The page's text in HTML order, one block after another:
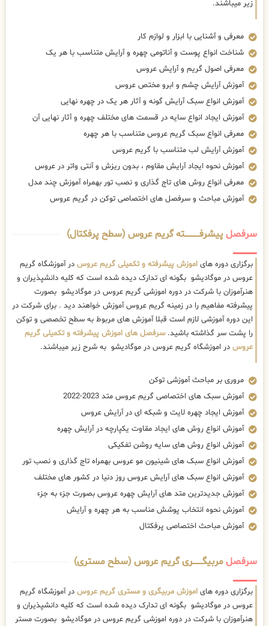
زیر میباشند.
معرفی و آشنایی با ابزار و لوازم کار
شناخت انواع پوست و آناتومی چهره و آرایش متناسب با هر یک
معرفی اصول گریم و آرایش عروس
آموزش آرایش چشم و ابرو مختص عروس
آموزش انواع سبک آرایش گونه و آثار هر یک در چهره نهایی
آموزش ایجاد انواع سایه در قسمت های مختلف چهره و آثار نهایی آن
معرفی انواع سبک گریم عروس متناسب با هر چهره
آموزش آرایش لب متناسب با گریم عروس
آموزش نحوه ایجاد آرایش مقاوم ، بدون ریزش و آنتی واتر در عروس
معرفی انواع روش های تاج گذاری و نصب تور بهمراه آموزش چند مدل
آموزش مباحث و سرفصل های اختصاصی توکن در گریم عروس
سرفصلپیشرفــــــــــــته گریم عروس (سطح پرفکتال)
برگزاری دوره های اموزش پیشرفته و تکمیلی گریم عروس در آموزشگاه گریم
عروس در موگادیشو بگونه ای تدارک دیده شده است که کلیه دانشپذیران و
هنرآموزان با شرکت در دوره اموزشی گریم عروس در موگادیشو بصورت
پیشرفته مفاهیم را در زمینه گریم عروس آموزش خواهند دید . برای شرکت در
این دوره آموزشی لازم است قبلا آموزش های مربوط به سطح تخصصی و توکن
را پشت سر گذاشته باشید.سرفصل های اموزش پیشرفته و تکمیلی گریم
عروس در اموزشگاه گریم عروس در موگادیشو به شرح زیر میباشند.
مروری بر مباحث آموزشی توکن
آموزش سبک های اختصاصی گریم عروس متد 2023-2022
آموزش ایجاد چهره لایت و شبکه ای در آرایش عروس
آموزش انواع روش های ایجاد مقاوت یکپارچه در آرایش چهره
آموزش انواع روش های سایه روشن تفکیکی
آموزش انواع سبک های شینیون مو عروس بهمراه تاج گذاری و نصب تور
آموزش انواع سبک های آرایش عروس روز دنیا در کشور های مختلف
آموزش جدیدترین متد های آرایش چهره عروس بصورت جزء به جزء
آموزش نحوه انتخاب پوشش مناسب به هر چهره و آرایش
آموزش مباحث اختصاصی پرفکتال
سرفصلمربیگــــــــری گریم عروس (سطح مستری)
برگزاری دوره های اموزش مربیگری و مستری گریم عروس در آموزشگاه گریم
عروس در موگادیشو بگونه ای تدارک دیده شده است که کلیه دانشپذیران و
هنرآموزان با شرکت در دوره اموزشی گریم عروس در موگادیشو بصورت مستر